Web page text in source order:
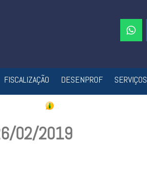
FISCALIZAÇÃO DESENPROF SERVIÇOS
02/2019